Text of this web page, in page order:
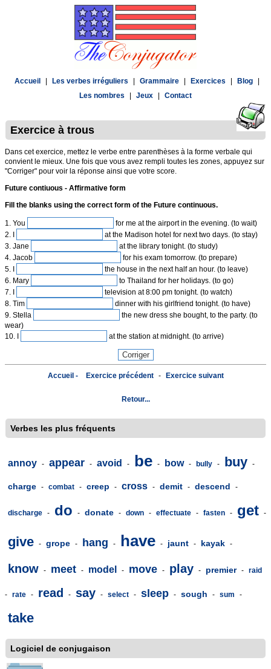
Accueil Les verbes irréguliers Grammaire Exercices Blog
Les nombres
Jeux Contact
Exercice à trous
Dans cet exercice, mettez le verbe entre parenthèses à la forme verbale qui
convient le mieux. Une fois que vous avez rempli toutes les zones, appuyez sur
"Corriger" pour voir la réponse ainsi que votre score.
Future contiuous - Affirmative form
Fill the blanks using the correct form of the Future continuous.
1. You
for me at the airport in the evening. (to wait)
2. I
at the Madison hotel for next two days. (to stay)
3. Jane
at the library tonight. (to study)
4. Jacob
for his exam tomorrow. (to prepare)
5. I
the house in the next half an hour. (to leave)
6. Mary
to Thailand for her holidays. (to go)
7. I
television at 8:00 pm tonight. (to watch)
8. Tim
dinner with his girlfriend tonight. (to have)
9. Stella
the new dress she bought, to the party. (to
wear)
10. I
at the station at midnight. (to arrive)
Accueil - Exercice précédent - Exercice suivant
Retour...
Verbes les plus fréquents
annoy - appear - avoid - be - bow - bully - buy -
charge - combat - creep - cross - demit - descend -
discharge - do - donate - down - effectuate - fasten - get -
give - grope - hang - have - jaunt - kayak -
know - meet - model - move - play - premier - raid
- rate - read - say - select - sleep - sough - sum -
take
Logiciel de conjugaison